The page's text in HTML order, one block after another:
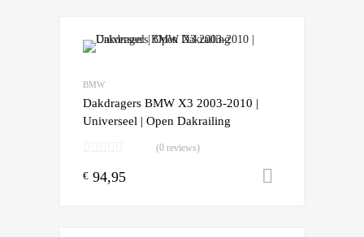
BMW
Dakdragers BMW X3 2003-2010 |
Universeel | Open Dakrailing
(0 reviews)
€ 94,95